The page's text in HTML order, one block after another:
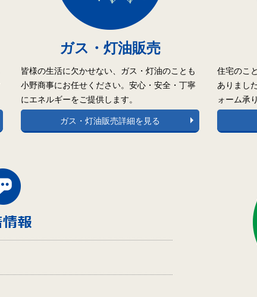
ガス・灯油販売
皆様の生活に欠かせない、ガス・灯油のことも
小野商事にお任せください。安心・安全・丁寧
にエネルギーをご提供します。
ガス・灯油販売詳細を見る
住宅のこ
ありまし
ォーム承